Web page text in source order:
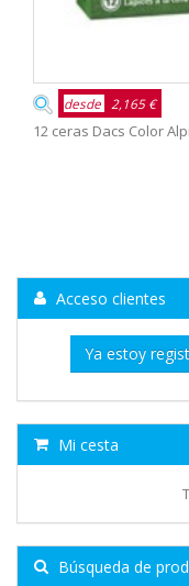
desde 2,165 €
12 ceras Dacs Color
Acceso clientes
Ya estoy
Mi cesta
Búsqueda de